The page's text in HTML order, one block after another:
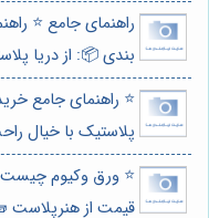
راهنمای جامع ⭐️
بندی 📦: از دریا
⭐️ راهنمای جامع
پلاستیک با خیال
⭐️ ورق وکیوم
قیمت از هنرپلاست